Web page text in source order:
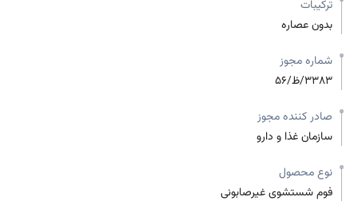
ترکیبات
بدون عصاره
شماره مجوز
3383/ظ/56
صادر کننده مجوز
سازمان غذا و دارو
نوع محصول
فوم شستشوی غیرصابونی